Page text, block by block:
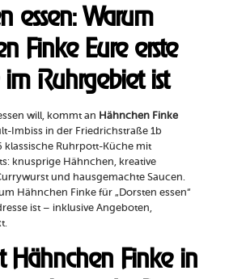
essen: Warum
Finke Eure erste
im Ruhrgebiet ist
will, kommt an Hähnchen Finke
Imbiss in der Friedrichstraße 1b
klassische Ruhrpott-Küche mit
knusprige Hähnchen, kreative
und hausgemachte Saucen.
Hähnchen Finke für „Dorsten essen“
ist – inklusive Angeboten,
Hähnchen Finke in